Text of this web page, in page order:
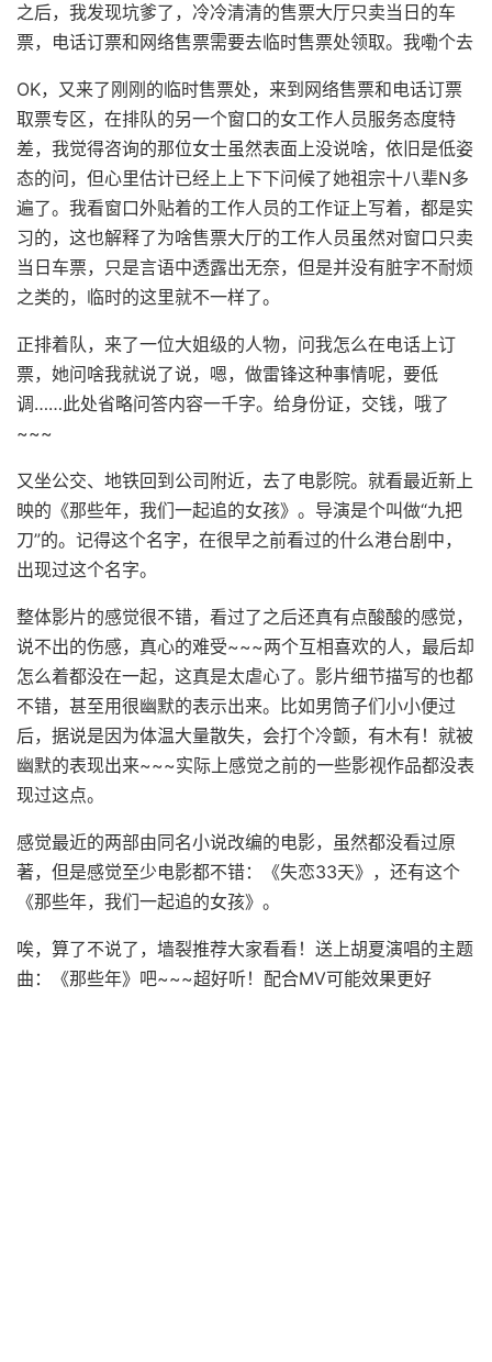
之后，我发现坑爹了，冷冷清清的售票大厅只卖当日的车
票，电话订票和网络售票需要去临时售票处领取。我嘞个去
OK，又来了刚刚的临时售票处，来到网络售票和电话订票
取票专区，在排队的另一个窗口的女工作人员服务态度特
差，我觉得咨询的那位女士虽然表面上没说啥，依旧是低姿
态的问，但心里估计已经上上下下问候了她祖宗十八辈N多
遍了。我看窗口外贴着的工作人员的工作证上写着，都是实
习的，这也解释了为啥售票大厅的工作人员虽然对窗口只卖
当日车票，只是言语中透露出无奈，但是并没有脏字不耐烦
之类的，临时的这里就不一样了。
正排着队，来了一位大姐级的人物，问我怎么在电话上订
票，她问啥我就说了说，嗯，做雷锋这种事情呢，要低
调……此处省略问答内容一千字。给身份证，交钱，哦了
~~~
又坐公交、地铁回到公司附近，去了电影院。就看最近新上
映的《那些年，我们一起追的女孩》。导演是个叫做“九把
刀”的。记得这个名字，在很早之前看过的什么港台剧中，
出现过这个名字。
整体影片的感觉很不错，看过了之后还真有点酸酸的感觉，
说不出的伤感，真心的难受~~~两个互相喜欢的人，最后却
怎么着都没在一起，这真是太虐心了。影片细节描写的也都
不错，甚至用很幽默的表示出来。比如男筒子们小小便过
后，据说是因为体温大量散失，会打个冷颤，有木有！就被
幽默的表现出来~~~实际上感觉之前的一些影视作品都没表
现过这点。
感觉最近的两部由同名小说改编的电影，虽然都没看过原
著，但是感觉至少电影都不错：《失恋33天》，还有这个
《那些年，我们一起追的女孩》。
唉，算了不说了，墙裂推荐大家看看！送上胡夏演唱的主题
曲：《那些年》吧~~~超好听！配合MV可能效果更好